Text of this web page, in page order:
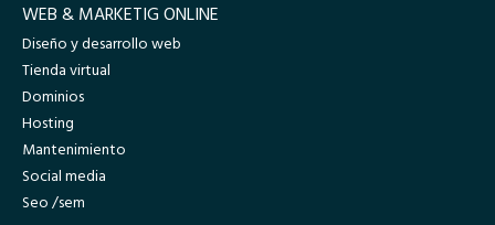
WEB & MARKETIG ONLINE
Diseño y desarrollo web
Tienda virtual
Dominios
Hosting
Mantenimiento
Social media
Seo /sem